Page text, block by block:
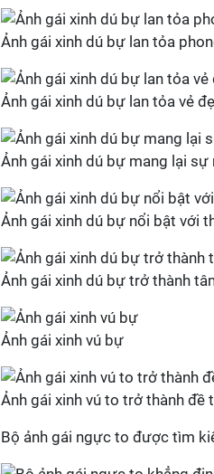
Ảnh gái xinh dú bự lan tỏa
Ảnh gái xinh dú bự lan tỏa vẻ
Ảnh gái xinh dú bự mang lại
Ảnh gái xinh dú bự nổi bật với
Ảnh gái xinh dú bự trở thành
Ảnh gái xinh vú bự
Ảnh gái xinh vú to trở thành đề
Bộ ảnh gái ngực to được tìm